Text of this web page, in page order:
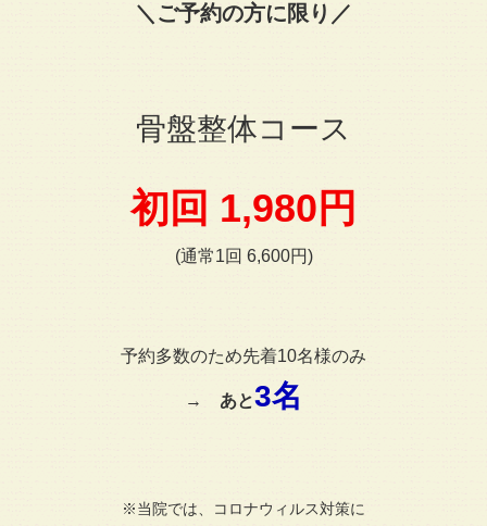
＼ご予約の方に限り／
骨盤整体コース
初回 1,980円
(通常1回 6,600円)
予約多数のため先着10名様のみ
→ あと3名
※当院では、コロナウィルス対策に